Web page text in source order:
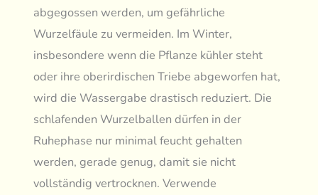
abgegossen werden, um gefährliche
Wurzelfäule zu vermeiden. Im Winter,
insbesondere wenn die Pflanze kühler steht
oder ihre oberirdischen Triebe abgeworfen hat,
wird die Wassergabe drastisch reduziert. Die
schlafenden Wurzelballen dürfen in der
Ruhephase nur minimal feucht gehalten
werden, gerade genug, damit sie nicht
vollständig vertrocknen. Verwende